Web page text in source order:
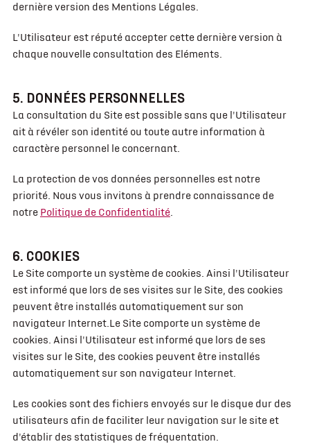
dernière version des Mentions Légales.
L'Utilisateur est réputé accepter cette dernière version à
chaque nouvelle consultation des Eléments.
5. DONNÉES PERSONNELLES
La consultation du Site est possible sans que l'Utilisateur
ait à révéler son identité ou toute autre information à
caractère personnel le concernant.
La protection de vos données personnelles est notre
priorité. Nous vous invitons à prendre connaissance de
notre Politique de Confidentialité.
6. COOKIES
Le Site comporte un système de cookies. Ainsi l'Utilisateur
est informé que lors de ses visites sur le Site, des cookies
peuvent être installés automatiquement sur son
navigateur Internet.Le Site comporte un système de
cookies. Ainsi l'Utilisateur est informé que lors de ses
visites sur le Site, des cookies peuvent être installés
automatiquement sur son navigateur Internet.
Les cookies sont des fichiers envoyés sur le disque dur des
utilisateurs afin de faciliter leur navigation sur le site et
d'établir des statistiques de fréquentation.